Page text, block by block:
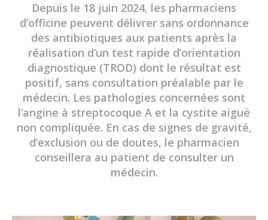
Depuis le 18 juin 2024, les pharmaciens
d’officine peuvent délivrer sans ordonnance
des antibiotiques aux patients après la
réalisation d’un test rapide d’orientation
diagnostique (TROD) dont le résultat est
positif, sans consultation préalable par le
médecin. Les pathologies concernées sont
l’angine à streptocoque A et la cystite aiguë
non compliquée. En cas de signes de gravité,
d’exclusion ou de doutes, le pharmacien
conseillera au patient de consulter un
médecin.